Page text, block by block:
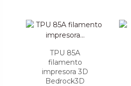
TPU 85A
filamento
impresora 3D
Bedrock3D